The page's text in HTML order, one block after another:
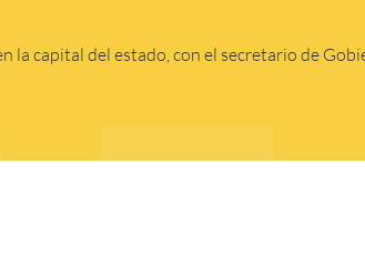
la capital del estado, con el secretario de